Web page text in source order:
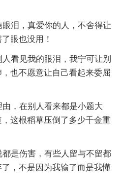
泪，真爱你的人，不舍得让
眼也没用！
看见我的眼泪，我宁可让别
也不愿意让自己看起来委屈
，在别人看来都是小题大
这根稻草压倒了多少千金重
是伤害，有些人留与不留都
，不是因为我输了而是我懂